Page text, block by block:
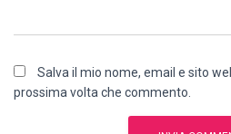
Salva il mio nome, email e sito
prossima volta che commento.